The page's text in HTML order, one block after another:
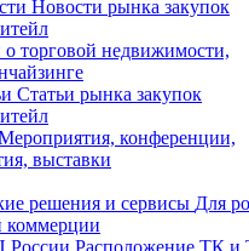
Новости рынка закупок
о торговой недвижимости,
Статьи рынка закупок
конференции,
выставки
решения и сервисы Для
коммерции
России Расположение ТК и